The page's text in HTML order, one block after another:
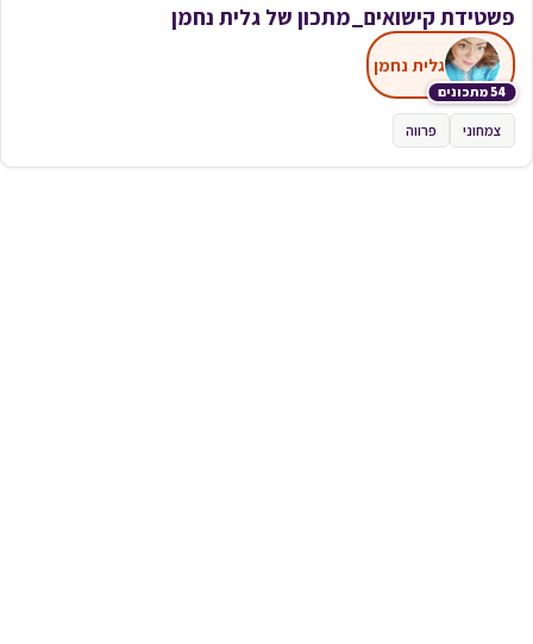
פשטידת קישואים_מתכון של גלית נחמן
54 מתכונים
גלית נחמן
צמחוני פרווה